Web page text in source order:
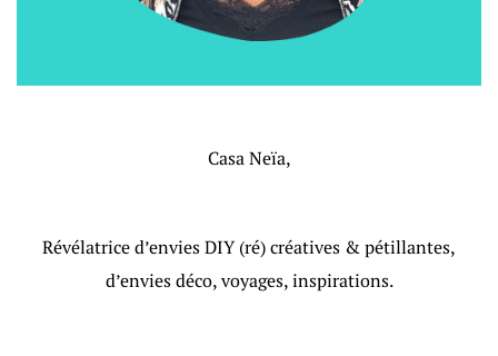
Casa Neïa,
Révélatrice d’envies DIY (ré) créatives & pétillantes,
d’envies déco, voyages, inspirations.